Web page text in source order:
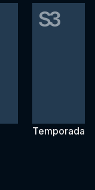
S3
Temporada 3